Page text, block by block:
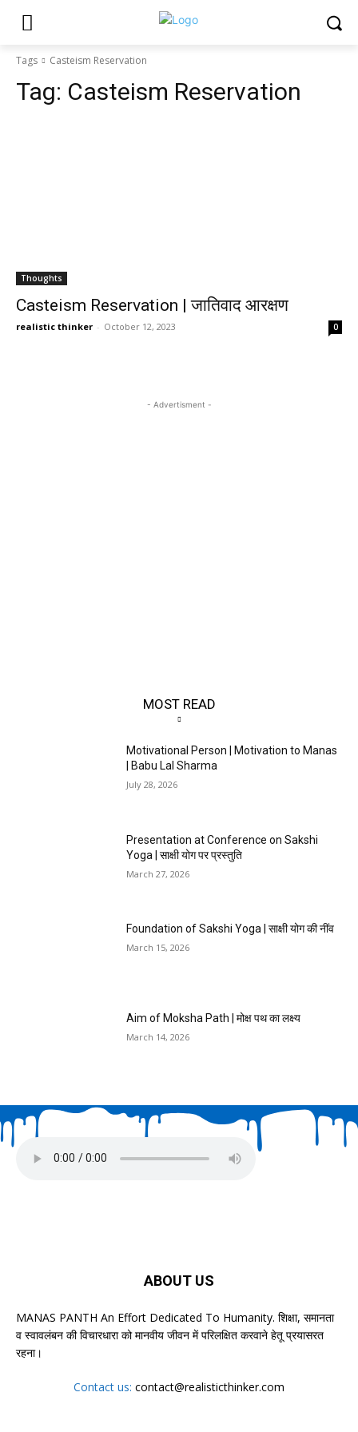
Tags Casteism Reservation
Tag: Casteism Reservation
Thoughts
Casteism Reservation | जातिवाद आरक्षण
realistic thinker - October 12, 2023 0
- Advertisment -
MOST READ
Motivational Person | Motivation to Manas
| Babu Lal Sharma
July 28, 2026
Presentation at Conference on Sakshi
Yoga | साक्षी योग पर प्रस्तुति
March 27, 2026
Foundation of Sakshi Yoga | साक्षी योग की नींव
March 15, 2026
Aim of Moksha Path | मोक्ष पथ का लक्ष्य
March 14, 2026
ABOUT US
MANAS PANTH An Effort Dedicated To Humanity. शिक्षा, समानता
व स्वावलंबन की विचारधारा को मानवीय जीवन में परिलक्षित करवाने हेतू प्रयासरत
रहना।
Contact us: contact@realisticthinker.com